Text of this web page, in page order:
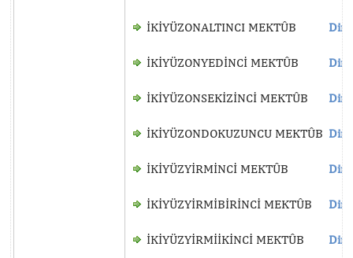
İKİYÜZONALTINCI MEKTÛB
İKİYÜZONYEDİNCİ MEKTÛB
İKİYÜZONSEKİZİNCİ MEKTÛB
İKİYÜZONDOKUZUNCU MEKTÛB
İKİYÜZYİRMİNCİ MEKTÛB
İKİYÜZYİRMİBİRİNCİ MEKTÛB
İKİYÜZYİRMİİKİNCİ MEKTÛB